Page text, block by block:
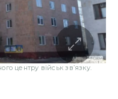
центру військ зв’язку.